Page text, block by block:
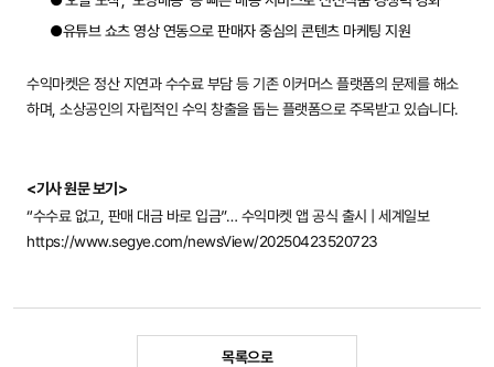
유튜브 쇼츠 영상 연동으로 판매자 중심의 콘텐츠 마케팅 지원
수익마켓은 정산 지연과 수수료 부담 등 기존 이커머스 플랫폼의 문제를 해소
하며, 소상공인의 자립적인 수익 창출을 돕는 플랫폼으로 주목받고 있습니다.
<기사 원문 보기>
“수수료 없고, 판매 대금 바로 입금”… 수익마켓 앱 공식 출시 | 세계일보
https://www.segye.com/newsView/20250423520723
목록으로